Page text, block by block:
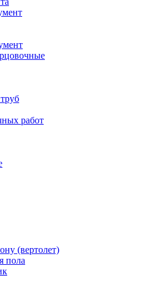
работ
(вертолет)
пола